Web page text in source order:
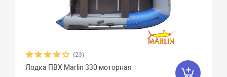
(23)
Лодка ПВХ Marlin 330 моторная